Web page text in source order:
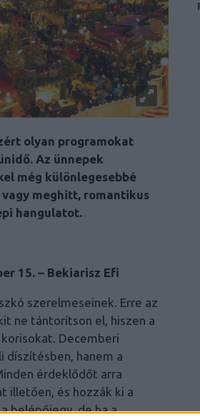
olyan programokat
Az ünnepek
még különlegesebbé
meghitt, romantikus
hangulatot.
15. – Bekiarisz Efi
szerelmeseinek. Erre az
ne tántorítson el, hiszen a
Decemberi
díszítésben, hanem a
érdeklődőt arra
illetően, és hozzák ki a
belépőjegy, de ha a